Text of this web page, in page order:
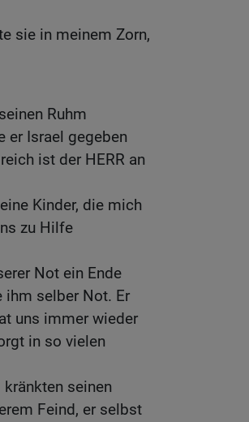
sie in meinem Zorn,
Ruhm
er Israel gegeben
ist der HERR an
Kinder, die mich
zu Hilfe
Not ein Ende
ihm selber Not. Er
uns immer wieder
in so vielen
seinen
Feind, er selbst